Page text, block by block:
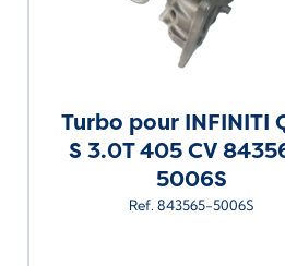
Turbo pour INFINITI
S 3.0T 405 CV
5006S
Ref. 843565-5006S